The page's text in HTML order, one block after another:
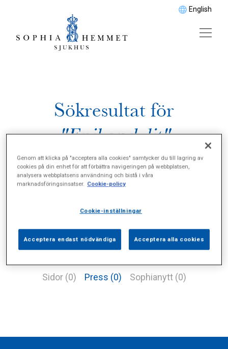
English
Sökresultat för
"Epikondylit"
Sidor (0) Press (0) Sophianytt (0)
Genom att klicka på "acceptera alla cookies" samtycker du till lagring av
cookies på din enhet för att förbättra navigeringen på webbplatsen,
analysera webbplatsens användning och bistå i våra
marknadsföringsinsatser. Cookie-policy
Cookie-inställningar
Acceptera endast nödvändiga Acceptera alla cookies